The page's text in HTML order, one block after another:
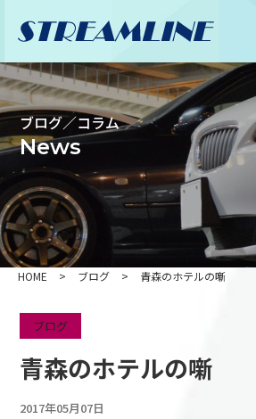
ブログ／コラム
News
HOME > ブログ > 青森のホテルの噺
ブログ
青森のホテルの噺
2017年05月07日